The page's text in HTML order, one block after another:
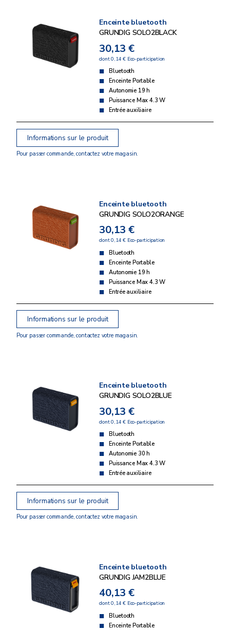
Enceinte bluetooth
GRUNDIG SOLO2BLACK
30,13 €
dont 0,14 € Eco-participation
Bluetooth
Enceinte Portable
Autonomie 19 h
Puissance Max 4.3 W
Entrée auxiliaire
Informations sur le produit
Pour passer commande, contactez votre magasin.
Enceinte bluetooth
GRUNDIG SOLO2ORANGE
30,13 €
dont 0,14 € Eco-participation
Bluetooth
Enceinte Portable
Autonomie 19 h
Puissance Max 4.3 W
Entrée auxiliaire
Informations sur le produit
Pour passer commande, contactez votre magasin.
Enceinte bluetooth
GRUNDIG SOLO2BLUE
30,13 €
dont 0,14 € Eco-participation
Bluetooth
Enceinte Portable
Autonomie 30 h
Puissance Max 4.3 W
Entrée auxiliaire
Informations sur le produit
Pour passer commande, contactez votre magasin.
Enceinte bluetooth
GRUNDIG JAM2BLUE
40,13 €
dont 0,14 € Eco-participation
Bluetooth
Enceinte Portable